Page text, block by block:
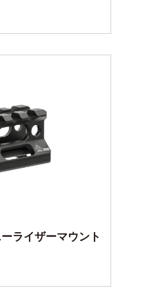
ライザーマウント